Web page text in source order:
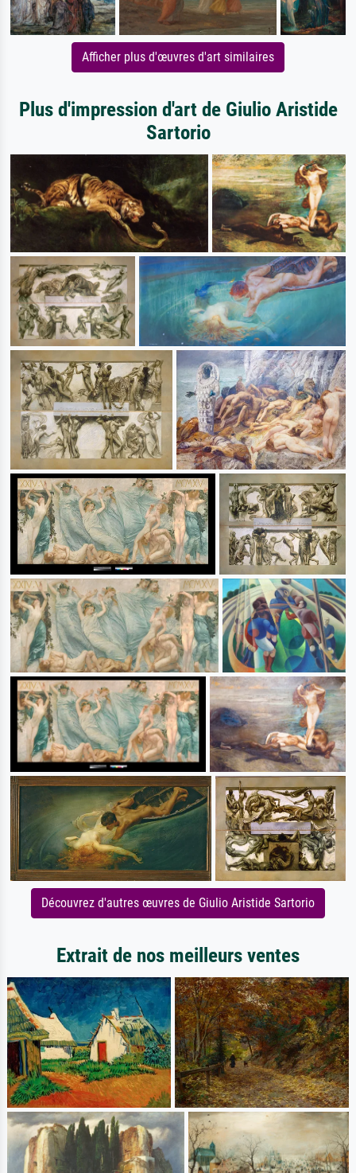
Afficher plus d'œuvres d'art similaires
Plus d'impression d'art de Giulio Aristide
Sartorio
Découvrez d'autres œuvres de Giulio Aristide Sartorio
Extrait de nos meilleurs ventes